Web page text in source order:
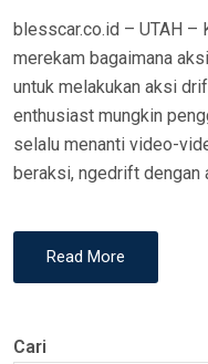
blesscar.co.id – UTAH –
merekam bagaimana
untuk melakukan aksi
enthusiast mungkin
selalu menanti video-
beraksi, ngedrift dengan
Read More
Cari